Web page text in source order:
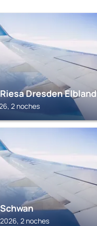
Dresden Elbland
2 noches
2 noches